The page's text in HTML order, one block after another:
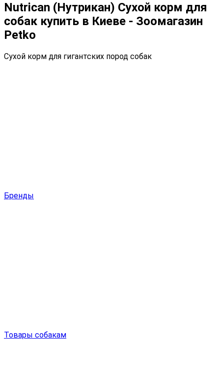
Nutrican (Нутрикан) Сухой корм для
собак купить в Киеве - Зоомагазин
Petko
Сухой корм для гигантских пород собак
Бренды
Товары собакам